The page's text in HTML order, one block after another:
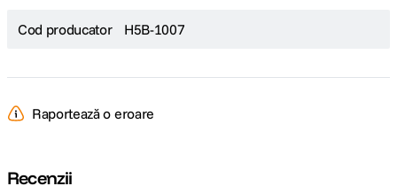
Cod producator H5B-1007
Raportează o eroare
Recenzii